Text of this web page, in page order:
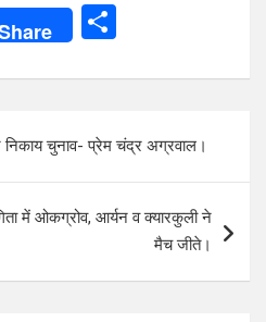
ar
e
निकाय चुनाव- प्रेम चंद्र अग्रवाल।
में ओकग्रोव, आर्यन व क्यारकुली ने
मैच जीते।